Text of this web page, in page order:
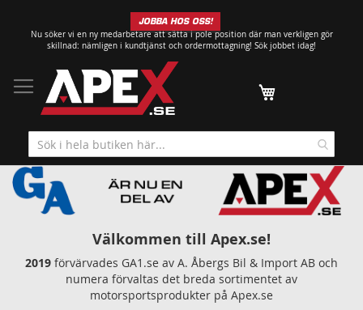
till
innehållet
JOBBA HOS OSS!
Nu söker vi en ny medarbetare att sätta i pole position där man verkligen gör
skillnad: nämligen i kundtjänst och ordermottagning! Sök jobbet idag!
Min kundvagn
Välkommen till Apex.se!
2019 förvärvades GA1.se av A. Åbergs Bil & Import AB och
numera förvaltas det breda sortimentet av
motorsportsprodukter på Apex.se